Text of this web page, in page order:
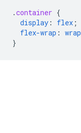
.container {
display : flex ;
flex-wrap : wrap
}